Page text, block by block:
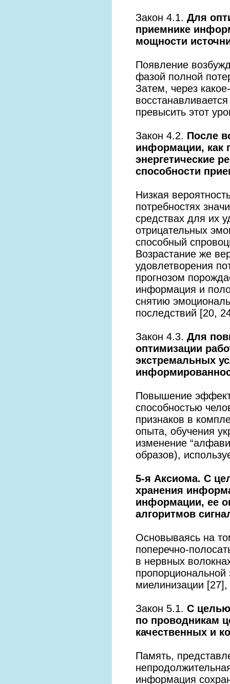
Закон 4.1. Для
приемнике
мощности
Появление
фазой полной
Затем, через
превысить этот
Закон 4.2. После
информации, как
энергетические
способности
Низкая
потребностях
средствах для их
отрицательных
способный
Возрастание же
удовлетворения
прогнозом
информация и
снятию
последствий [20,
Закон 4.3. Для
оптимизации
экстремальных
Повышение
способностью
признаков в
опыта, обучения
изменение
образов),
5-я Аксиома. С
хранения
информации, ее
алгоритмов
Основываясь на
поперечно-
в нервных
пропорциональной
миелинизации
Закон 5.1. С
по проводникам
качественных и
Память,
информация